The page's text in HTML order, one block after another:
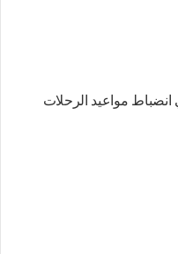
مواعيد الرحلات